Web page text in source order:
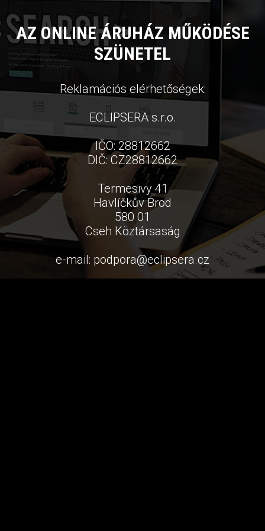
AZ ONLINE ÁRUHÁZ MŰKÖDÉSE
SZÜNETEL
Reklamációs elérhetőségek:
ECLIPSERA s.r.o.
IČO: 28812662
DIČ: CZ28812662
Termesivy 41
Havlíčkův Brod
580 01
Cseh Köztársaság
e-mail: podpora@eclipsera.cz